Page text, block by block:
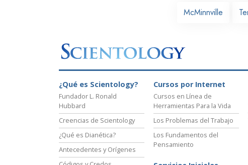
McMinnville
¿Qué es Scientology?
Fundador L. Ronald
Hubbard
Creencias de Scientology
¿Qué es Dianética?
Antecedentes y Orígenes
Cursos por Internet
Cursos en Línea de
Herramientas Para la Vida
Los Problemas del Trabajo
Los Fundamentos del
Pensamiento